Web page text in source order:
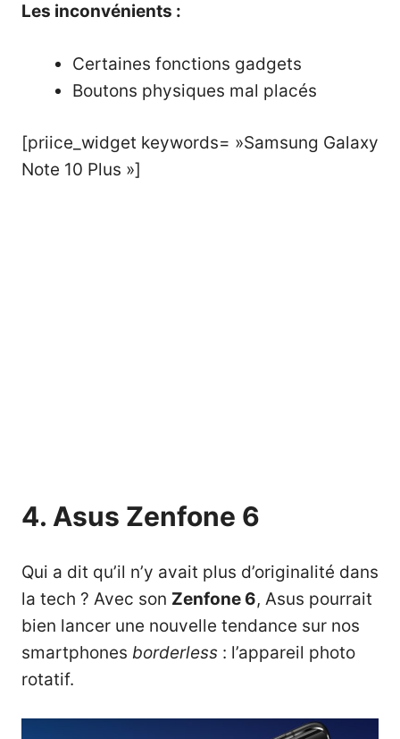
Les inconvénients :
Certaines fonctions gadgets
Boutons physiques mal placés
[priice_widget keywords= »Samsung Galaxy
Note 10 Plus »]
4. Asus Zenfone 6
Qui a dit qu’il n’y avait plus d’originalité dans
la tech ? Avec son Zenfone 6, Asus pourrait
bien lancer une nouvelle tendance sur nos
smartphones borderless : l’appareil photo
rotatif.